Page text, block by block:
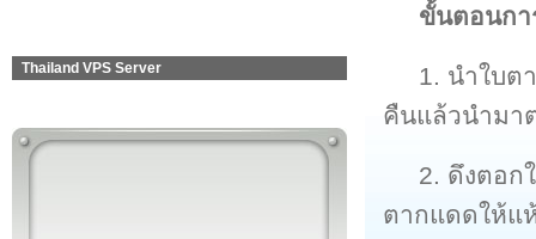
Thailand VPS Server
ขั้นตอนกา
1. นำใบต
คืนแล้วนำมา
2. ดึงตอก
ตากแดดให้แ